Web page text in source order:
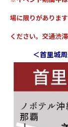
場に限りがありま
ください。交通渋
＜首里城